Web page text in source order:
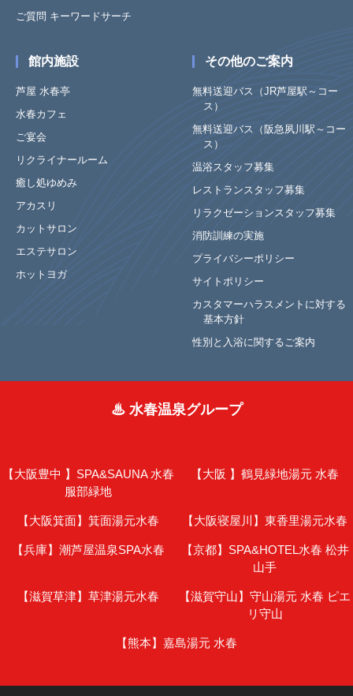
ご質問 キーワードサーチ
館内施設
芦屋 水春亭
水春カフェ
ご宴会
リクライナールーム
癒し処ゆめみ
アカスリ
カットサロン
エステサロン
ホットヨガ
その他のご案内
無料送迎バス（JR芦屋駅～コー
ス）
無料送迎バス（阪急夙川駅～コー
ス）
温浴スタッフ募集
レストランスタッフ募集
リラクゼーションスタッフ募集
消防訓練の実施
プライバシーポリシー
サイトポリシー
カスタマーハラスメントに対する
基本方針
性別と入浴に関するご案内
♨ 水春温泉グループ
【大阪豊中 】 SPA&SAUNA 水春
服部緑地
【大阪 】 鶴見緑地湯元 水春
【大阪箕面】 箕面湯元水春 【大阪寝屋川】 東香里湯元水春
【兵庫】 潮芦屋温泉SPA水春 【京都】 SPA&HOTEL水春 松井
山手
【滋賀草津】 草津湯元水春 【滋賀守山】 守山湯元 水春 ピエ
リ守山
【熊本】 嘉島湯元 水春